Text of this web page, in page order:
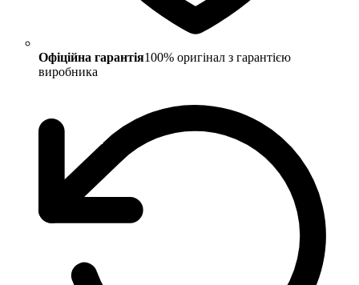
Офіційна гарантія100% оригінал з гарантією
виробника